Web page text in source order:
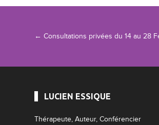
← Consultations privées du 14 au 28
LUCIEN ESSIQUE
Thérapeute, Auteur, Conférencier